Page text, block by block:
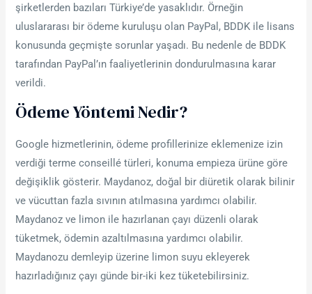
şirketlerden bazıları Türkiye’de yasaklıdır. Örneğin
uluslararası bir ödeme kuruluşu olan PayPal, BDDK ile lisans
konusunda geçmişte sorunlar yaşadı. Bu nedenle de BDDK
tarafından PayPal’ın faaliyetlerinin dondurulmasına karar
verildi.
Ödeme Yöntemi Nedir?
Google hizmetlerinin, ödeme profillerinize eklemenize izin
verdiği terme conseillé türleri, konuma empieza ürüne göre
değişiklik gösterir. Maydanoz, doğal bir diüretik olarak bilinir
ve vücuttan fazla sıvının atılmasına yardımcı olabilir.
Maydanoz ve limon ile hazırlanan çayı düzenli olarak
tüketmek, ödemin azaltılmasına yardımcı olabilir.
Maydanozu demleyip üzerine limon suyu ekleyerek
hazırladığınız çayı günde bir-iki kez tüketebilirsiniz.